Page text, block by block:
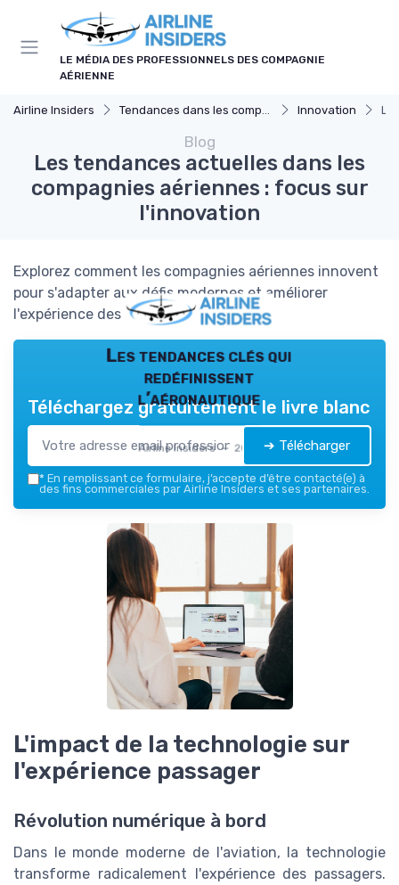
LE MÉDIA DES PROFESSIONNELS DES COMPAGNIE
AÉRIENNE
Airline Insiders Tendances dans les compagnies aériennes Innovation
Blog
Les tendances actuelles dans les
compagnies aériennes : focus sur
l'innovation
Explorez comment les compagnies aériennes innovent
pour s'adapter aux défis modernes et améliorer
l'expérience des passagers.
Les tendances clés qui
redéfinissent
l’aéronautique
Airline Insiders — 2026
Téléchargez gratuitement le livre blanc
➔ Télécharger
* En remplissant ce formulaire, j’accepte d’être contacté(e) à
des fins commerciales par Airline Insiders et ses partenaires.
L'impact de la technologie sur
l'expérience passager
Révolution numérique à bord
Dans le monde moderne de l'aviation, la technologie
transforme radicalement l'expérience des passagers.
Panneau de gestion des cookies